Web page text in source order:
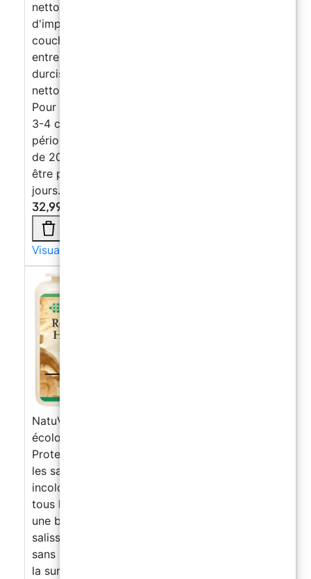
nettoyer les instruments. Pour un cycle
d'imperméabilisation correct, appliquer 3
couches en laissant sécher 12 à 24 heures
entre les couches. Solide en 12-24h,
durcissement complet en 7 jours (20'C) Pour
nettoyer les outils, utilisez un diluant époxy.
Pour le cycle d'imperméabilisation, appliquer
3-4 couches. Le film de résine nécessite une
période minimale de 7 jours à une température
de 20 ° C pour se réticuler complètement et
être prêt à l’utilisation. Séchage complet: 7
jours.
32,99
Visualizza di più →
NatuVernis Revêtement hydrofuge invisible et
écologique pour objets en NatuResin
Protection durable contre l’eau, les taches et
les salissures Ce traitement hydrofuge
incolore est spécialement conçu pour protéger
tous les objets réalisés en NatuResin. Il forme
une barrière invisible contre l’humidité, les
salissures, les moisissures et les infiltrations,
sans modifier l’aspect ni la texture naturelle de
la surface. Il prolonge la durée de vie des